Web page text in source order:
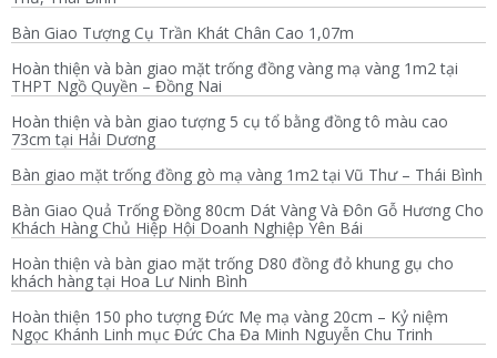
Bàn Giao Tượng Cụ Trần Khát Chân Cao 1,07m
Hoàn thiện và bàn giao mặt trống đồng vàng mạ vàng 1m2 tại
THPT Ngồ Quyền – Đồng Nai
Hoàn thiện và bàn giao tượng 5 cụ tổ bằng đồng tô màu cao
73cm tại Hải Dương
Bàn giao mặt trống đồng gò mạ vàng 1m2 tại Vũ Thư – Thái Bình
Bàn Giao Quả Trống Đồng 80cm Dát Vàng Và Đôn Gỗ Hương Cho
Khách Hàng Chủ Hiệp Hội Doanh Nghiệp Yên Bái
Hoàn thiện và bàn giao mặt trống D80 đồng đỏ khung gụ cho
khách hàng tại Hoa Lư Ninh Bình
Hoàn thiện 150 pho tượng Đức Mẹ mạ vàng 20cm – Kỷ niệm
Ngọc Khánh Linh mục Đức Cha Đa Minh Nguyễn Chu Trinh